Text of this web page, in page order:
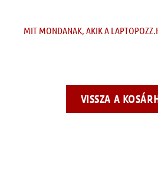
MIT MONDANAK, AKIK A
VISSZA A